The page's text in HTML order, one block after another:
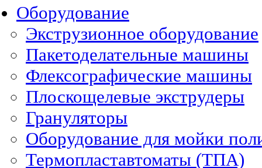
Оборудование
Экструзионное оборудование
Пакетоделательные машины
Флексографические машины
Плоскощелевые экструдеры
Грануляторы
Оборудование для мойки
Термопластавтоматы (ТПА)